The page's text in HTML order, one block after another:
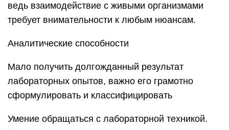
ведь взаимодействие с живыми организмами
требует внимательности к любым нюансам.
Аналитические способности
Мало получить долгожданный результат
лабораторных опытов, важно его грамотно
сформулировать и классифицировать
Умение обращаться с лабораторной техникой.